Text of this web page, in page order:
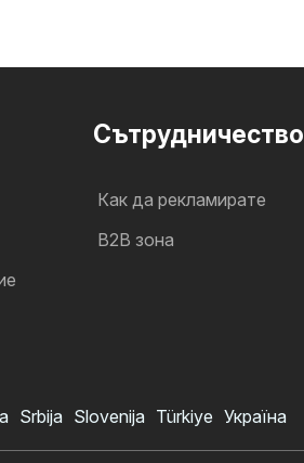
Cътрудничество
Как да рекламирате
B2B зона
Srbija Slovenija Türkiye Україна